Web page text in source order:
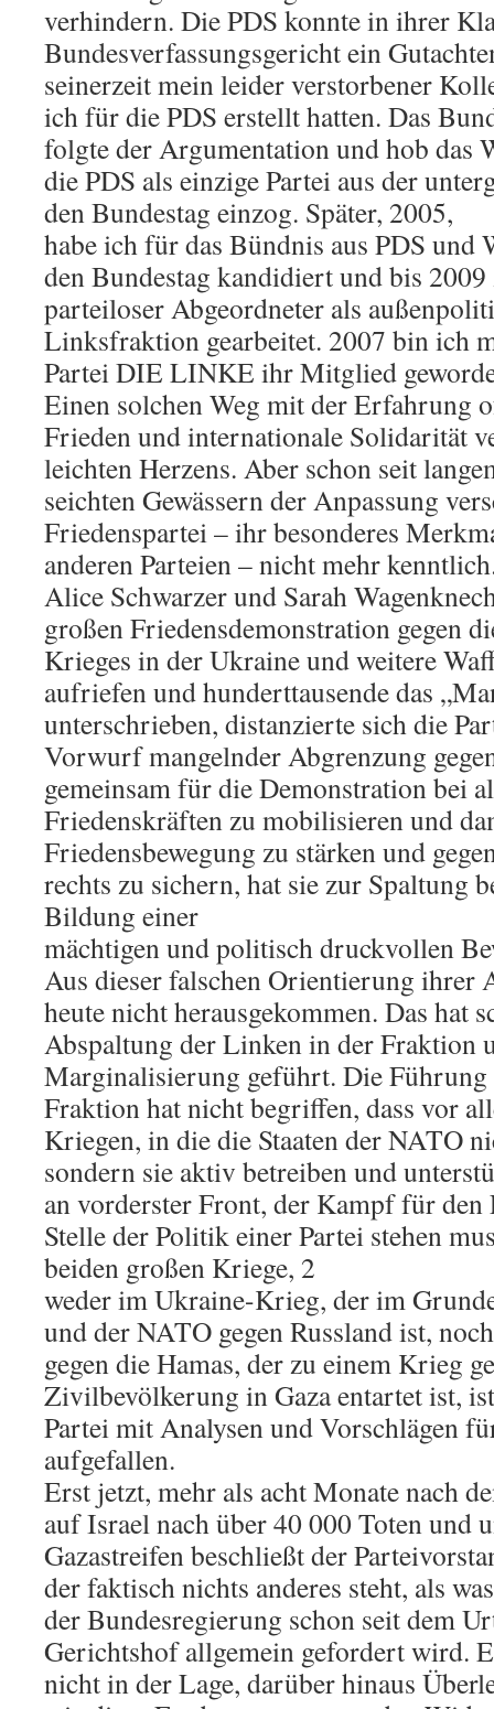
verhindern. Die PDS konnte in ihrer
Bundesverfassungsgericht ein
seinerzeit mein leider verstorbener
ich für die PDS erstellt hatten. Das
folgte der Argumentation und hob das
die PDS als einzige Partei aus der
den Bundestag einzog. Später, 2005,
habe ich für das Bündnis aus PDS
den Bundestag kandidiert und bis 2009
parteiloser Abgeordneter als
Linksfraktion gearbeitet. 2007 bin ich
Partei DIE LINKE ihr Mitglied
Einen solchen Weg mit der Erfahrung
Frieden und internationale Solidarität
leichten Herzens. Aber schon seit
seichten Gewässern der Anpassung
Friedenspartei – ihr besonderes
anderen Parteien – nicht mehr
Alice Schwarzer und Sarah
großen Friedensdemonstration gegen
Krieges in der Ukraine und weitere
aufriefen und hunderttausende das
unterschrieben, distanzierte sich die
Vorwurf mangelnder Abgrenzung
gemeinsam für die Demonstration bei
Friedenskräften zu mobilisieren und
Friedensbewegung zu stärken und
rechts zu sichern, hat sie zur Spaltung
Bildung einer
mächtigen und politisch druckvollen
Aus dieser falschen Orientierung ihrer
heute nicht herausgekommen. Das hat
Abspaltung der Linken in der Fraktion
Marginalisierung geführt. Die Führung
Fraktion hat nicht begriffen, dass vor
Kriegen, in die die Staaten der NATO
sondern sie aktiv betreiben und
an vorderster Front, der Kampf für den
Stelle der Politik einer Partei stehen
beiden großen Kriege, 2
weder im Ukraine-Krieg, der im
und der NATO gegen Russland ist,
gegen die Hamas, der zu einem Krieg
Zivilbevölkerung in Gaza entartet ist,
Partei mit Analysen und Vorschlägen
aufgefallen.
Erst jetzt, mehr als acht Monate nach
auf Israel nach über 40 000 Toten und
Gazastreifen beschließt der
der faktisch nichts anderes steht, als
der Bundesregierung schon seit dem
Gerichtshof allgemein gefordert wird.
nicht in der Lage, darüber hinaus